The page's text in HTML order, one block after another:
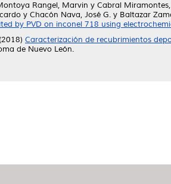
Rangel, Marvin y Cabral
y Chacón Nava, José G. y Baltazar
by PVD on inconel 718 using
(2018) Caracterización de recubrimientos
de Nuevo León.